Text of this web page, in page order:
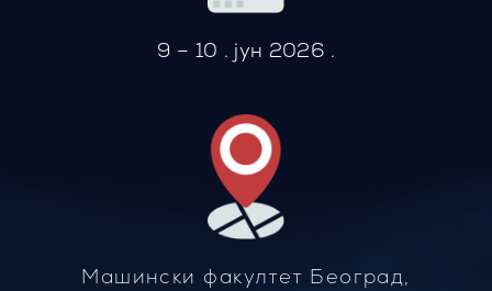
9 – 10 . јун 2026 .
Машински факултет Београд,